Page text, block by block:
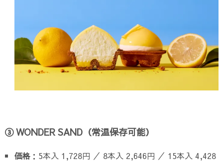
③ WONDER SAND（常温保存可能）
価格：5本入 1,728円 ／ 8本入 2,646円 ／ 15本入 4,428